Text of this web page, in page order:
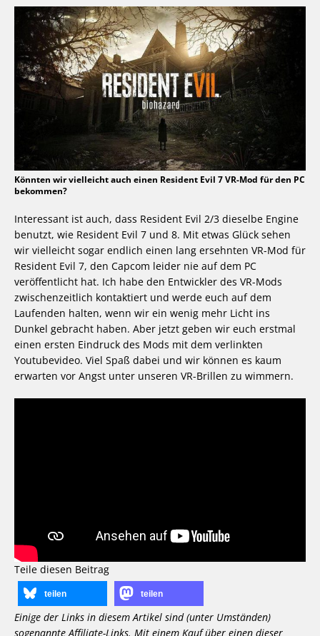
Könnten wir vielleicht auch einen Resident Evil 7 VR-Mod für den PC
bekommen?
Interessant ist auch, dass Resident Evil 2/3 dieselbe Engine
benutzt, wie Resident Evil 7 und 8. Mit etwas Glück sehen
wir vielleicht sogar endlich einen lang ersehnten VR-Mod für
Resident Evil 7, den Capcom leider nie auf dem PC
veröffentlicht hat. Ich habe den Entwickler des VR-Mods
zwischenzeitlich kontaktiert und werde euch auf dem
Laufenden halten, wenn wir ein wenig mehr Licht ins
Dunkel gebracht haben. Aber jetzt geben wir euch erstmal
einen ersten Eindruck des Mods mit dem verlinkten
Youtubevideo. Viel Spaß dabei und wir können es kaum
erwarten vor Angst unter unseren VR-Brillen zu wimmern.
Teile diesen Beitrag
teilen teilen
Einige der Links in diesem Artikel sind (unter Umständen)
sogenannte Affiliate-Links. Mit einem Kauf über einen dieser